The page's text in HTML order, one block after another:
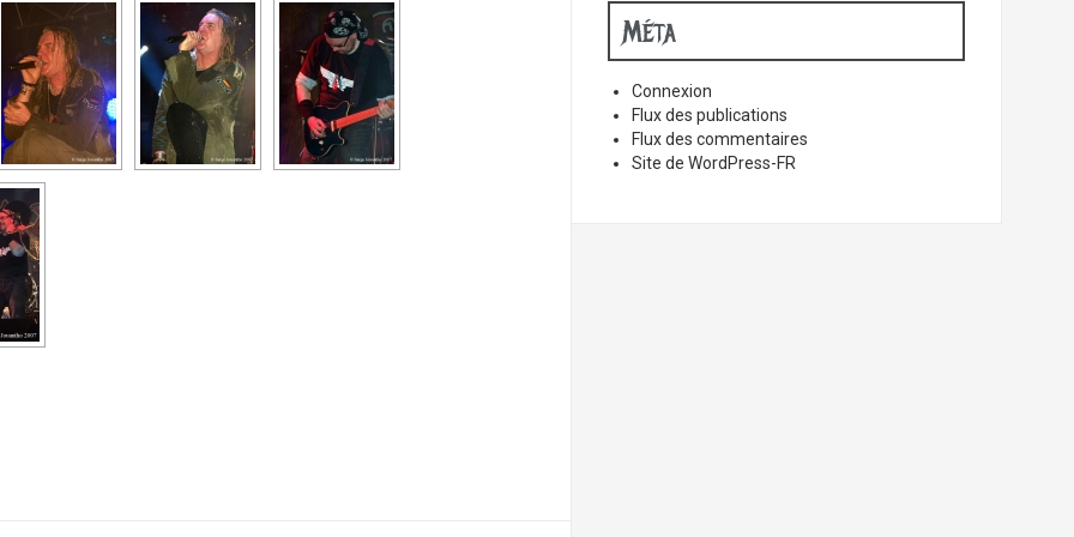
Méta
Connexion
Flux des publications
Flux des commentaires
Site de WordPress-FR